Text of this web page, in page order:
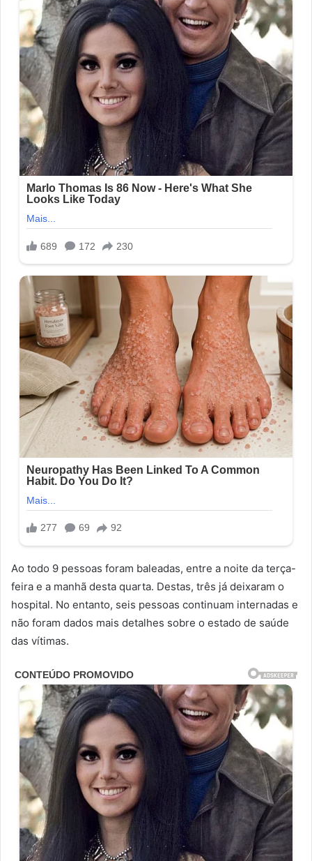
Ao todo 9 pessoas foram baleadas, entre a noite da terça-
feira e a manhã desta quarta. Destas, três já deixaram o
hospital. No entanto, seis pessoas continuam internadas e
não foram dados mais detalhes sobre o estado de saúde
das vítimas.